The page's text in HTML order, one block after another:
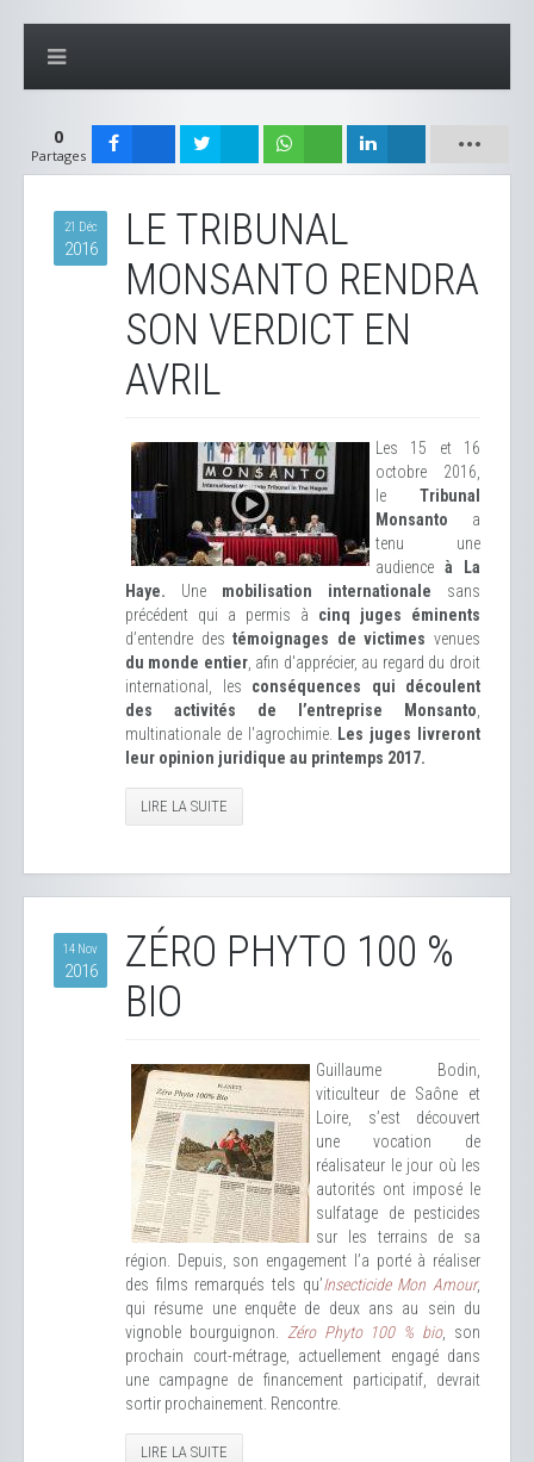
0
Partages
21 Déc
2016
LE TRIBUNAL
MONSANTO RENDRA
SON VERDICT EN
AVRIL
Les 15 et 16
octobre 2016,
le Tribunal
Monsanto a
tenu une
audience à La
Haye. Une mobilisation internationale sans
précédent qui a permis à cinq juges éminents
d’entendre des témoignages de victimesvenues
du monde entier, afin d'apprécier, au regard du droit
international, les conséquences qui découlent
des activités de l’entreprise Monsanto
multinationale de l'agrochimie.
Les juges livreront
leur opinion juridique au printemps 2017.
LIRE LA SUITE
14 Nov
2016
ZÉRO PHYTO 100 %
BIO
Guillaume Bodin,
viticulteur de Saône et
Loire, s’est découvert
une vocation de
réalisateur le jour où les
autorités ont imposé le
sulfatage de pesticides
sur les terrains de sa
région. Depuis, son engagement l’a porté à réaliser
des films remarqués tels qu’Insecticide Mon Amour,
qui résume une enquête de deux ans au sein du
vignoble bourguignon. Zéro Phyto 100 % bio, son
prochain court-métrage, actuellement engagé dans
une campagne de financement participatif, devrait
sortir prochainement. Rencontre.
LIRE LA SUITE